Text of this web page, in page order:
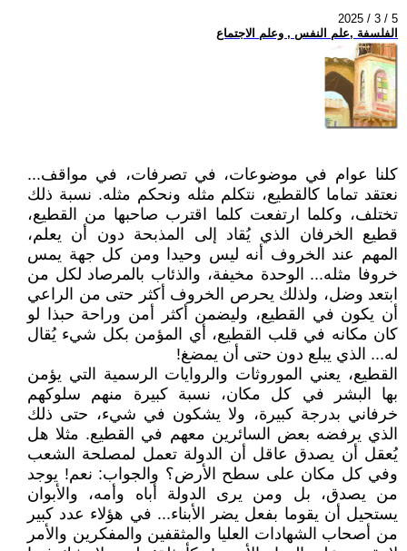
2025 / 3 / 5
الفلسفة ,علم النفس , وعلم الاجتماع
كلنا عوام في موضوعات، في تصرفات، في مواقف...
نعتقد تماما كالقطيع، نتكلم مثله ونحكم مثله. نسبة ذلك
تختلف، وكلما ارتفعت كلما اقترب صاحبها من القطيع،
قطيع الخرفان الذي يُقاد إلى المذبحة دون أن يعلم،
المهم عند الخروف أنه ليس وحيدا ومن كل جهة يمس
خروفا مثله... الوحدة مخيفة، والذئاب بالمرصاد لكل من
ابتعد وضل، ولذلك يحرص الخروف أكثر حتى من الراعي
أن يكون في القطيع، وليضمن أكثر أمن وراحة حبذا لو
كان مكانه في قلب القطيع، أي المؤمن بكل شيء يُقال
له... الذي يبلع دون حتى أن يمضغ!
القطيع، يعني الموروثات والروايات الرسمية التي يؤمن
بها البشر في كل مكان، نسبة كبيرة منهم سلوكهم
خرفاني بدرجة كبيرة، ولا يشكون في شيء، حتى ذلك
الذي يرفضه بعض السائرين معهم في القطيع. مثلا هل
يُعقل أن يصدق عاقل أن الدولة تعمل لمصلحة الشعب
وفي كل مكان على سطح الأرض؟ والجواب: نعم! يوجد
من يصدق، بل ومن يرى الدولة أباه وأمه، والأبوان
يستحيل أن يقوما بفعل يضر الأبناء... في هؤلاء عدد كبير
من أصحاب الشهادات العليا والمثقفين والمفكرين والأمر